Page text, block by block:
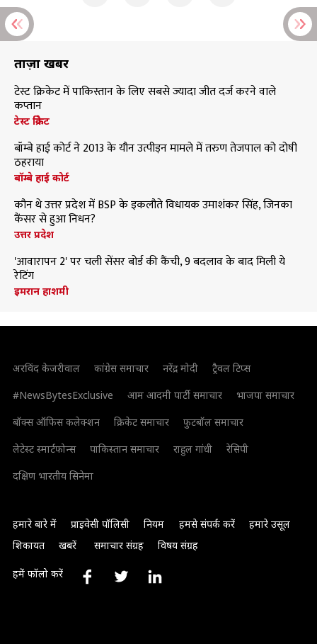
ताज़ा खबरें
टेस्ट क्रिकेट में पाकिस्तान के लिए सबसे ज्यादा जीत दर्ज करने वाले
कप्तान
टेस्ट क्रिकेट
बॉम्बे हाई कोर्ट ने 2013 के यौन उत्पीड़न मामले में तरुण तेजपाल को दोषी
ठहराया
बॉम्बे हाई कोर्ट
कौन थे उत्तर प्रदेश में BSP के इकलौते विधायक उमाशंकर सिंह, जिनका
कैंसर से हुआ निधन?
उत्तर प्रदेश
'आवारापन 2' पर चली सेंसर बोर्ड की कैंची, 9 बदलाव के बाद मिली ये
रेटिंग
इमरान हाशमी
अरविंद केजरीवाल कांग्रेस समाचार नरेंद्र मोदी
ट्रैवल टिप्स
#NewsBytesExclusive
आम आदमी पार्टी समाचार
भाजपा समाचार
बॉक्स ऑफिस कलेक्शन
क्रिकेट समाचार
फुटबॉल समाचार
लेटेस्ट स्मार्टफोन्स
पाकिस्तान समाचार राहुल गांधी
रेसिपी
दक्षिण भारतीय सिनेमा
हमारे बारे में प्राइवेसी पॉलिसी नियम हमसे संपर्क करें
हमारे उसूल
शिकायत
खबरें समाचार संग्रह विषय संग्रह
हमें फॉलो करें